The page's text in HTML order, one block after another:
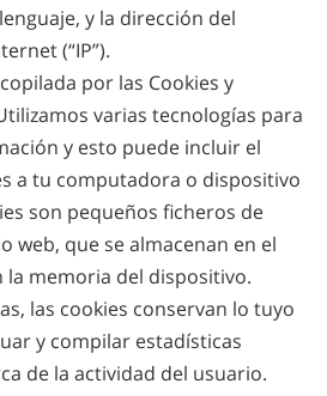
y la dirección del
(“IP”).
por las Cookies y
varias tecnologías para
y esto puede incluir el
a tu computadora o dispositivo
son pequeños ficheros de
web, que se almacenan en el
la memoria del dispositivo.
las cookies conservan lo tuyo
y compilar estadísticas
de la actividad del usuario.